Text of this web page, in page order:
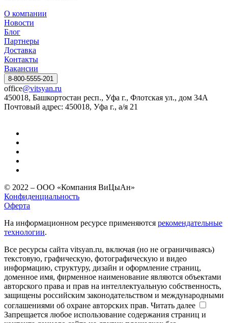
О компании
Новости
Блог
Партнеры
Доставка
Контакты
Вакансии
8-800-5555-201
office@vitsyan.ru
450018, Башкортостан респ., Уфа г., Флотская ул., дом 34А
Почтовый адрес: 450018, Уфа г., а/я 21
© 2022 – ООО «Компания ВиЦыАн»
Конфиденциальность
Оферта
На информационном ресурсе применяются рекомендательные
технологии.
Все ресурсы сайта vitsyan.ru, включая (но не ограничиваясь)
текстовую, графическую, фотографическую и видео
информацию, структуру, дизайн и оформление страниц,
доменное имя, фирменное наименование являются объектами
авторского права и прав на интеллектуальную собственность,
защищены российским законодательством и международными
соглашениями об охране авторских прав. Читать далее
Запрещается любое использование содержания страниц и